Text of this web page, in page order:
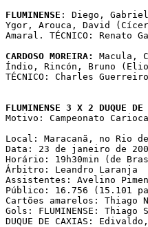
FLUMINENSE : Diego,
Ygor, Arouca, David
Amaral. TÉCNICO: Renato
CARDOSO MOREIRA:
Macula,
Índio, Rincón, Bruno
TÉCNICO: Charles Guerreiro
FLUMINENSE 3 X 2 DUQUE DE
Motivo: Campeonato
Local: Maracanã, no Rio
Data: 23 de janeiro de
Horário: 19h30min (de
Árbitro: Leandro Laranja
Assistentes: Avelino
Público: 16.756 (15.101
Cartões amarelos: Thiago
Gols: FLUMINENSE:
DUQUE DE CAXIAS: